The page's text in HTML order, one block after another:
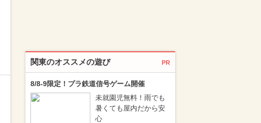
関東のオススメの遊び PR
8/8-9限定！プラ鉄道信号ゲーム開催
未就園児無料！雨でも
暑くても屋内だから安
心